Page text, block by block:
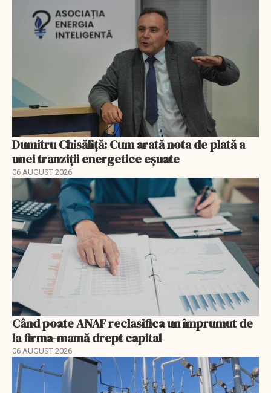
Dumitru Chisăliță: Cum arată nota de plată a
unei tranziții energetice eșuate
06 AUGUST 2026
Când poate ANAF reclasifica un împrumut de
la firma-mamă drept capital
06 AUGUST 2026